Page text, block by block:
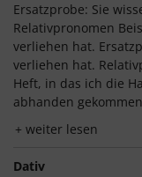
Ersatzprobe: Sie
Relativpronomen
verliehen hat.
verliehen hat.
Heft, in das ich die
abhanden
weiter lesen
Dativ